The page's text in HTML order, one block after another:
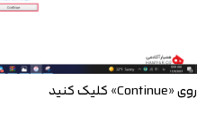
روی «Continue» کلیک کنید